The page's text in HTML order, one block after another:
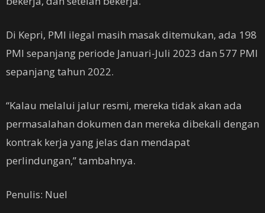
Di Kepri, PMI ilegal masih masak ditemukan, ada 198
PMI sepanjang periode Januari-Juli 2023 dan 577 PMI
sepanjang tahun 2022.
“Kalau melalui jalur resmi, mereka tidak akan ada
permasalahan dokumen dan mereka dibekali dengan
kontrak kerja yang jelas dan mendapat
perlindungan,” tambahnya.
Penulis: Nuel